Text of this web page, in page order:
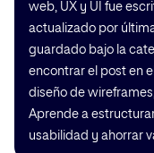
web, UX y UI fue
actualizado por
guardado bajo la
encontrar el post en
diseño de
Aprende a
usabilidad y ahorrar